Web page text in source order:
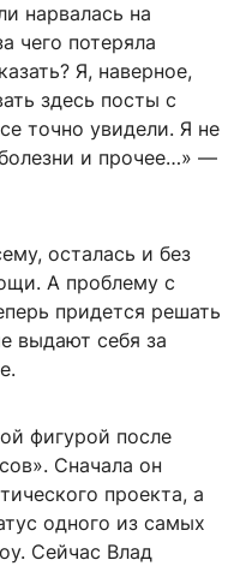
нарвалась на
чего потеряла
Я, наверное,
здесь посты с
точно увидели. Я не
и прочее…» —
осталась и без
А проблему с
придется решать
выдают себя за
фигурой после
Сначала он
проекта, а
одного из самых
Сейчас Влад